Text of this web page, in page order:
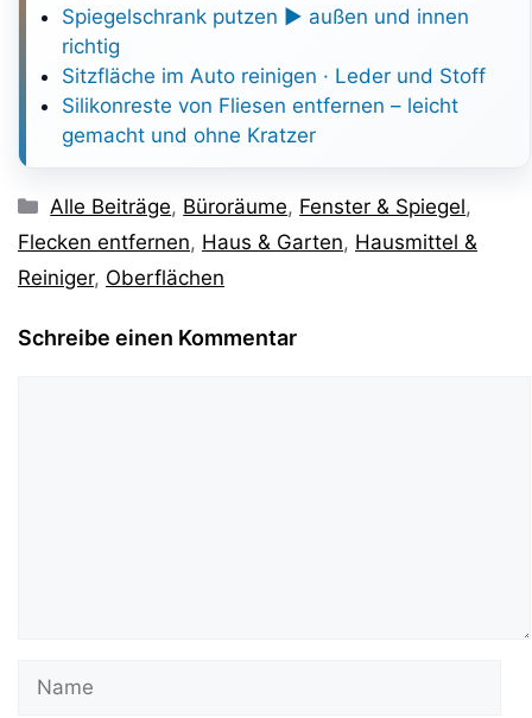
Spiegelschrank putzen ► außen und innen
richtig
Sitzfläche im Auto reinigen · Leder und Stoff
Silikonreste von Fliesen entfernen – leicht
gemacht und ohne Kratzer
Kategorien
Alle Beiträge, Büroräume, Fenster & Spiegel,
Flecken entfernen, Haus & Garten, Hausmittel &
Reiniger, Oberflächen
Schreibe einen Kommentar
Name